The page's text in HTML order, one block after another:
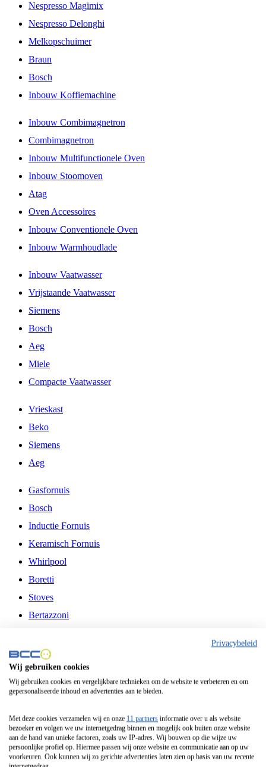
Nespresso Magimix
Nespresso Delonghi
Melkopschuimer
Braun
Bosch
Inbouw Koffiemachine
Inbouw Combimagnetron
Combimagnetron
Inbouw Multifunctionele Oven
Inbouw Stoomoven
Atag
Oven Accessoires
Inbouw Conventionele Oven
Inbouw Warmhoudlade
Inbouw Vaatwasser
Vrijstaande Vaatwasser
Siemens
Bosch
Aeg
Miele
Compacte Vaatwasser
Vrieskast
Beko
Siemens
Aeg
Gasfornuis
Bosch
Inductie Fornuis
Keramisch Fornuis
Whirlpool
Boretti
Stoves
Bertazzoni
Fitelli
Airfryer
Frituurpan
Contactgrill
Broodbakmachine
Broodrooster
Privacybeleid
Wij gebruiken cookies
Wij gebruiken cookies en vergelijkbare technieken om de website te verbeteren en om
gepersonaliseerde inhoud en advertenties aan te bieden.
Met deze cookies verzamelen wij en onze 11 partners informatie over u als website
bezoeker en volgen we uw internetgedrag binnen en mogelijk ook buiten onze website
aan de hand van unieke factoren, zoals uw IP-adres. Wij bouwen op die wijze uw
persoonlijke profiel op. Hiermee passen wij onze website en communicatie aan op uw
voorkeuren. Ook kunnen wij zo gerichte advertenties laten zien op basis van uw recente